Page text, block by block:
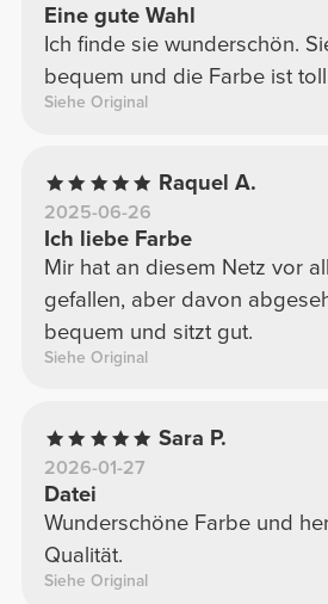
Eine gute Wahl
Ich finde sie wunderschön.
bequem und die Farbe ist
Siehe Original
Raquel A.
2025-06-26
Ich liebe Farbe
Mir hat an diesem Netz vor
gefallen, aber davon
bequem und sitzt gut.
Siehe Original
Sara P.
2026-01-27
Datei
Wunderschöne Farbe und
Qualität.
Siehe Original